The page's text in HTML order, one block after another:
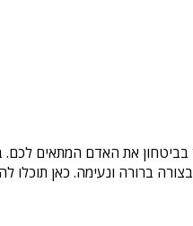
את האדם המתאים
ברורה ונעימה. כאן תוכלו